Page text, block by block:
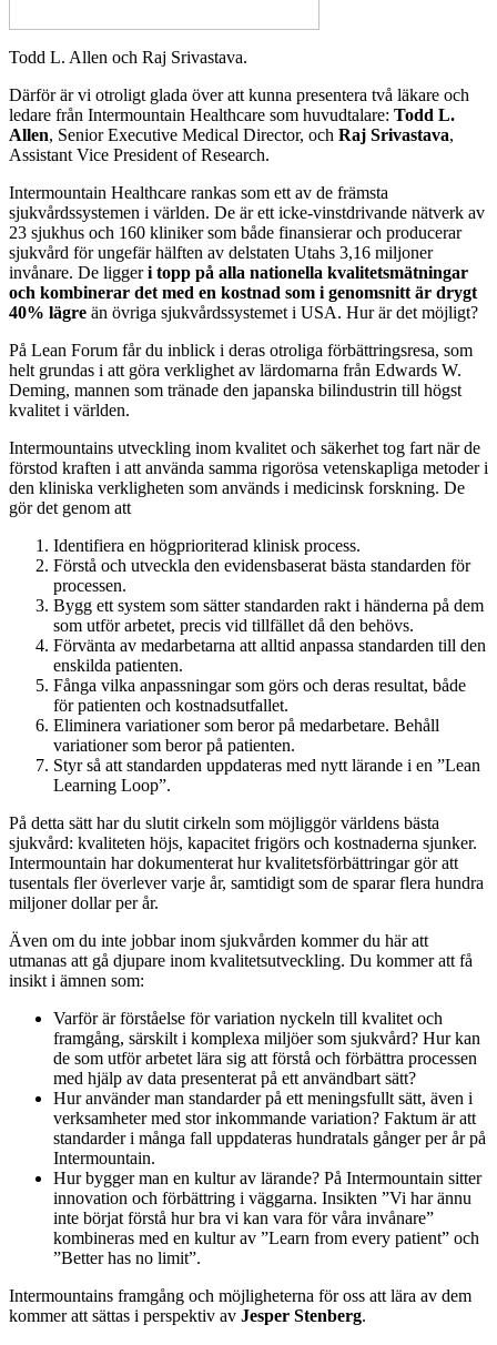
Todd L. Allen och Raj Srivastava.
Därför är vi otroligt glada över att kunna presentera två läkare och
ledare från Intermountain Healthcare som huvudtalare: Todd L.
Allen, Senior Executive Medical Director, och Raj Srivastava,
Assistant Vice President of Research.
Intermountain Healthcare rankas som ett av de främsta
sjukvårdssystemen i världen. De är ett icke-vinstdrivande nätverk av
23 sjukhus och 160 kliniker som både finansierar och producerar
sjukvård för ungefär hälften av delstaten Utahs 3,16 miljoner
invånare. De liggeri topp på alla nationella kvalitetsmätningar
och kombinerar det med en kostnad som i genomsnitt är drygt
40% lägre än övriga sjukvårdssystemet i USA. Hur är det möjligt?
På Lean Forum får du inblick i deras otroliga förbättringsresa, som
helt grundas i att göra verklighet av lärdomarna från Edwards W.
Deming, mannen som tränade den japanska bilindustrin till högst
kvalitet i världen.
Intermountains utveckling inom kvalitet och säkerhet tog fart när de
förstod kraften i att använda samma rigorösa vetenskapliga metoder i
den kliniska verkligheten som används i medicinsk forskning. De
gör det genom att
Identifiera en högprioriterad klinisk process.
Förstå och utveckla den evidensbaserat bästa standarden för
processen.
Bygg ett system som sätter standarden rakt i händerna på dem
som utför arbetet, precis vid tillfället då den behövs.
Förvänta av medarbetarna att alltid anpassa standarden till den
enskilda patienten.
Fånga vilka anpassningar som görs och deras resultat, både
för patienten och kostnadsutfallet.
Eliminera variationer som beror på medarbetare. Behåll
variationer som beror på patienten.
Styr så att standarden uppdateras med nytt lärande i en ”Lean
Learning Loop”.
På detta sätt har du slutit cirkeln som möjliggör världens bästa
sjukvård: kvaliteten höjs, kapacitet frigörs och kostnaderna sjunker.
Intermountain har dokumenterat hur kvalitetsförbättringar gör att
tusentals fler överlever varje år, samtidigt som de sparar flera hundra
miljoner dollar per år.
Även om du inte jobbar inom sjukvården kommer du här att
utmanas att gå djupare inom kvalitetsutveckling. Du kommer att få
insikt i ämnen som:
Varför är förståelse för variation nyckeln till kvalitet och
framgång, särskilt i komplexa miljöer som sjukvård? Hur kan
de som utför arbetet lära sig att förstå och förbättra processen
med hjälp av data presenterat på ett användbart sätt?
Hur använder man standarder på ett meningsfullt sätt, även i
verksamheter med stor inkommande variation? Faktum är att
standarder i många fall uppdateras hundratals gånger per år på
Intermountain.
Hur bygger man en kultur av lärande? På Intermountain sitter
innovation och förbättring i väggarna. Insikten ”Vi har ännu
inte börjat förstå hur bra vi kan vara för våra invånare”
kombineras med en kultur av ”Learn from every patient” och
”Better has no limit”.
Intermountains framgång och möjligheterna för oss att lära av dem
kommer att sättas i perspektiv av Jesper Stenberg.